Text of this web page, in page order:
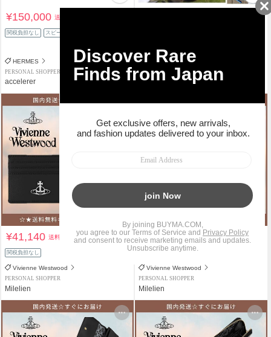
¥150,000送料込
関税負担なし スピード配送
HERMES
PERSONAL SHOPPER
accelerer
CHANEL
PERSONAL SHOPPER
accelerer
¥41,140送料込
関税負担なし
Vivienne Westwood
PERSONAL SHOPPER
Milelien
¥58,080送料込
関税負担なし
Vivienne Westwood
PERSONAL SHOPPER
Milelien